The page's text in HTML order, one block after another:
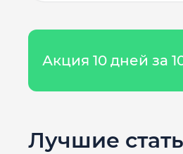
Акция 10 дней за
Лучшие